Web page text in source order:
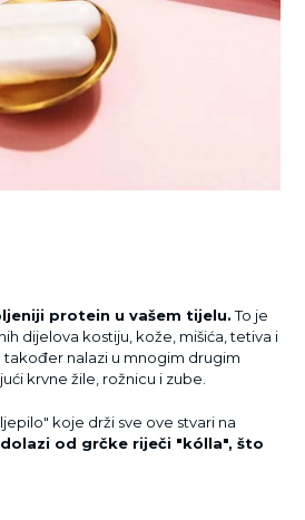
protein u vašem tijelu.To je
dijelova kostiju, kože, mišića, tetiva i
također nalazi u mnogim drugim
krvne žile, rožnicu i zube.
koje drži sve ove stvari na
od grčke riječi "kólla", što